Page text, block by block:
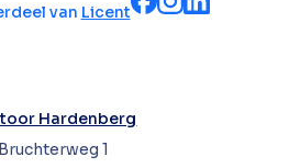
van Licent
Hardenberg
Bruchterweg 1